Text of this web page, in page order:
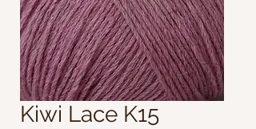
Kiwi Lace K15